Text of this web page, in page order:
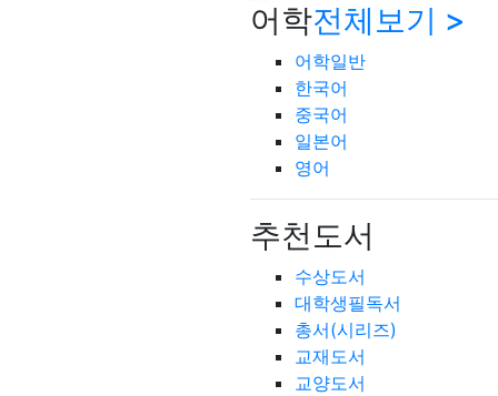
어학전체보기 >
어학일반
한국어
중국어
일본어
영어
추천도서
수상도서
대학생필독서
총서(시리즈)
교재도서
교양도서